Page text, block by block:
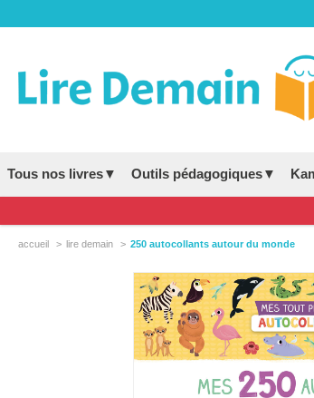
Tous nos livres▼ Outils pédagogiques▼
accueil lire demain 250 autocollants autour du monde